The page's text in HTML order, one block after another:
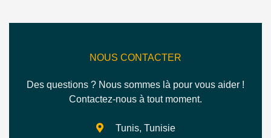
NOUS CONTACTER
Des questions ? Nous sommes là pour vous aider !
Contactez-nous à tout moment.
Tunis, Tunisie